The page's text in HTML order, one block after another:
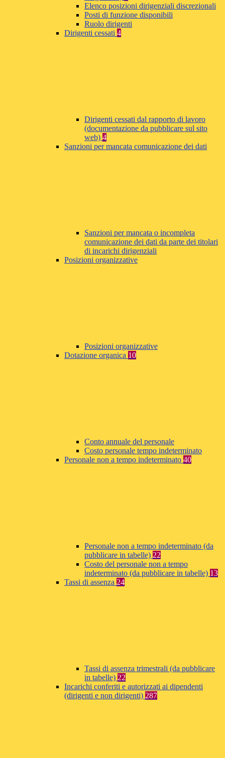
Elenco posizioni dirigenziali discrezionali
Posti di funzione disponibili
Ruolo dirigenti
Dirigenti cessati 4
Dirigenti cessati dal rapporto di lavoro
(documentazione da pubblicare sul sito
web) 4
Sanzioni per mancata comunicazione dei dati
Sanzioni per mancata o incompleta
comunicazione dei dati da parte dei titolari
di incarichi dirigenziali
Posizioni organizzative
Posizioni organizzative
Dotazione organica 10
Conto annuale del personale
Costo personale tempo indeterminato
Personale non a tempo indeterminato 40
Personale non a tempo indeterminato (da
pubblicare in tabelle) 22
Costo del personale non a tempo
indeterminato (da pubblicare in tabelle) 13
Tassi di assenza 24
Tassi di assenza trimestrali (da pubblicare
in tabelle) 22
Incarichi conferiti e autorizzati ai dipendenti
(dirigenti e non dirigenti) 287